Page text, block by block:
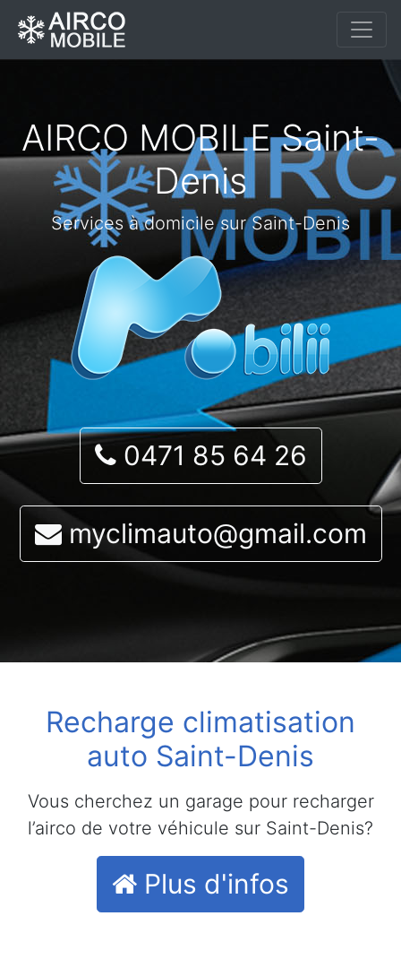
AIRCO MOBILE Saint-
Denis
Services à domicile sur Saint-Denis
0471 85 64 26
myclimauto@gmail.com
Recharge climatisation
auto Saint-Denis
Vous cherchez un garage pour recharger
l’airco de votre véhicule sur Saint-Denis?
Plus d'infos